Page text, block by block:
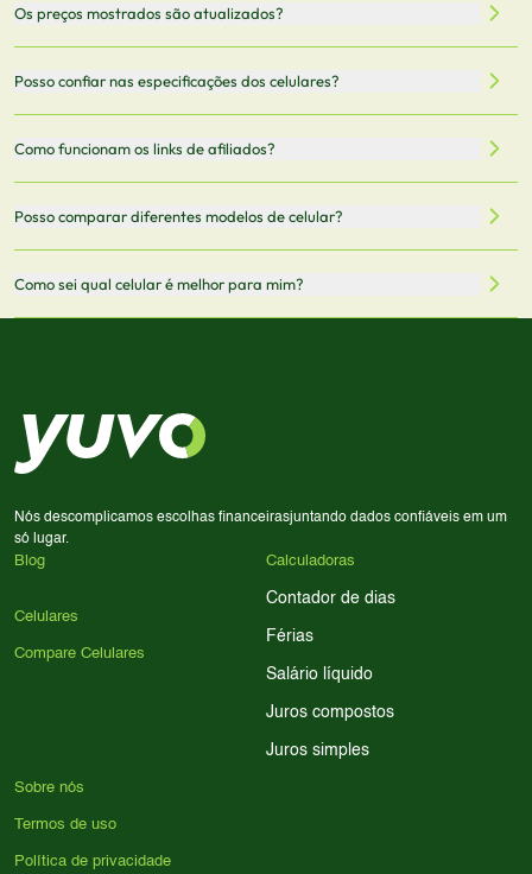
armazenamento, memória RAM, bateria e conectividade
5G.
Os preços mostrados são atualizados?
vendedor antes de finalizar sua compra.
Posso confiar nas especificações dos celulares?
informações mais recentes de cada modelo.
Como funcionam os links de afiliados?
comissão sem custo adicional para você.
Posso comparar diferentes modelos de celular?
Sim! Você pode selecionar até 3 celulares para comparar
Como sei qual celular é melhor para mim?
processador e bateria são essenciais. Use nossos filtros
para encontrar o celular ideal.
Nós descomplicamos escolhas financeirasjuntando dados confiáveis em um
só lugar.
Blog
Celulares
Compare Celulares
Calculadoras
Contador de dias
Férias
Salário líquido
Juros compostos
Juros simples
Sobre nós
Termos de uso
Política de privacidade